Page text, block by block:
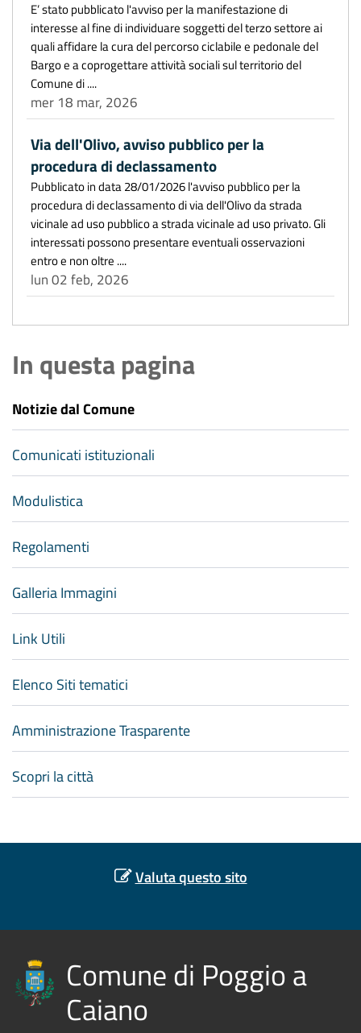
E’ stato pubblicato l'avviso per la manifestazione di
interesse al fine di individuare soggetti del terzo settore ai
quali affidare la cura del percorso ciclabile e pedonale del
Bargo e a coprogettare attività sociali sul territorio del
Comune di ....
mer 18 mar, 2026
Via dell'Olivo, avviso pubblico per la
procedura di declassamento
Pubblicato in data 28/01/2026 l'avviso pubblico per la
procedura di declassamento di via dell'Olivo da strada
vicinale ad uso pubblico a strada vicinale ad uso privato. Gli
interessati possono presentare eventuali osservazioni
entro e non oltre ....
lun 02 feb, 2026
In questa pagina
Notizie dal Comune
Comunicati istituzionali
Modulistica
Regolamenti
Galleria Immagini
Link Utili
Elenco Siti tematici
Amministrazione Trasparente
Scopri la città
Valuta questo sito
Comune di Poggio a
Caiano